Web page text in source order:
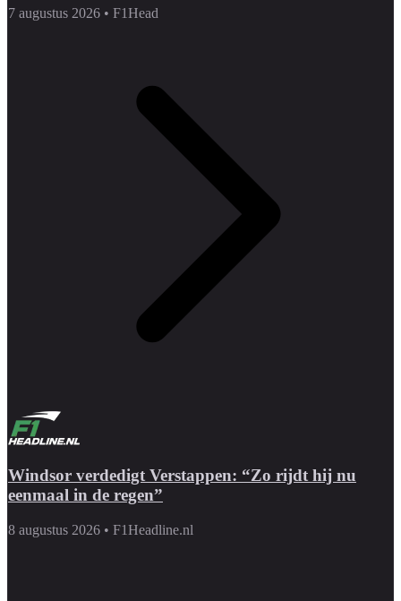
7 augustus 2026 • F1Head
Windsor verdedigt Verstappen: “Zo rijdt hij nu
eenmaal in de regen”
8 augustus 2026 • F1Headline.nl